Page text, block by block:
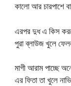
কালো আর চারপাশে
এরপর দুধ এ কিস
পুরা ব্লাউজ খুলে
মাগী আরাম পাচ্ছে
এর ফিতা তা খুলে